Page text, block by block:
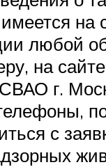
на
любой
на сайте
г.
с